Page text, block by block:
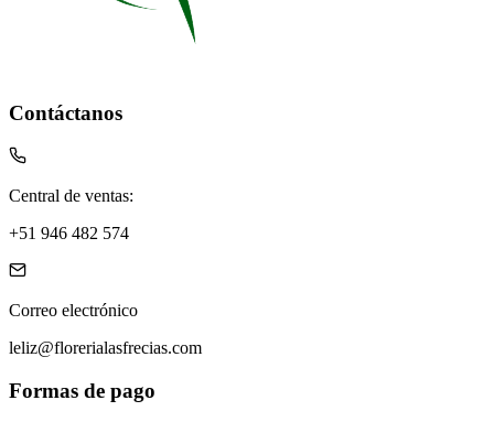
Contáctanos
Central de ventas:
+51 946 482 574
Correo electrónico
leliz@florerialasfrecias.com
Formas de pago